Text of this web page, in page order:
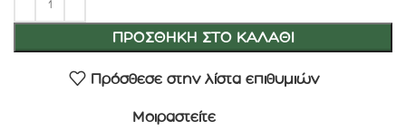
ΠΡΟΣΘΉΚΗ ΣΤΟ ΚΑΛΆΘΙ
Πρόσθεσε στην λίστα επιθυμιών
Μοιραστείτε